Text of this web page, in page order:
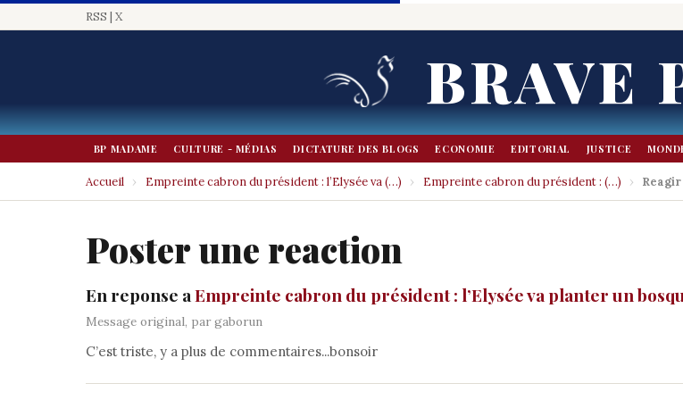
RSS | X
BRAVE
BP MADAME CULTURE - MÉDIAS DICTATURE DES BLOGS ECONOMIE EDITORIAL JUSTICE
Accueil › Empreinte cabron du président : l’Elysée va (…) › Empreinte cabron du président : (…) › Reagir
Poster une reaction
En reponse aEmpreinte cabron du président : l’Elysée va planter un
Message original, par gaborun
C’est triste, y a plus de commentaires...bonsoir